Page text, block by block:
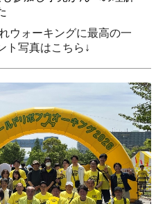
ォーキングに最高の一
ト写真はこちら↓